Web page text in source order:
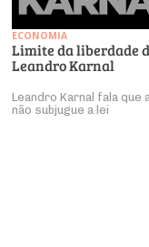
ECONOMIA
Limite da liberdade
Leandro Karnal
Leandro Karnal fala que
não subjugue a lei